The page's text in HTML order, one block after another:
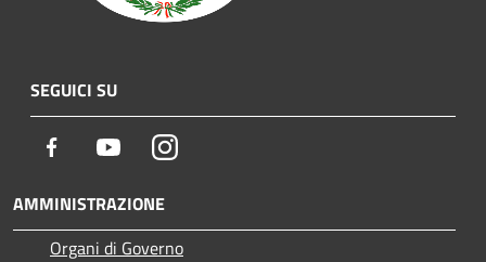
SEGUICI SU
Facebook YoutubeInstagram
AMMINISTRAZIONE
Organi di Governo